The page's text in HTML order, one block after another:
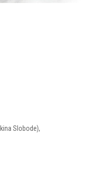
Slobode),